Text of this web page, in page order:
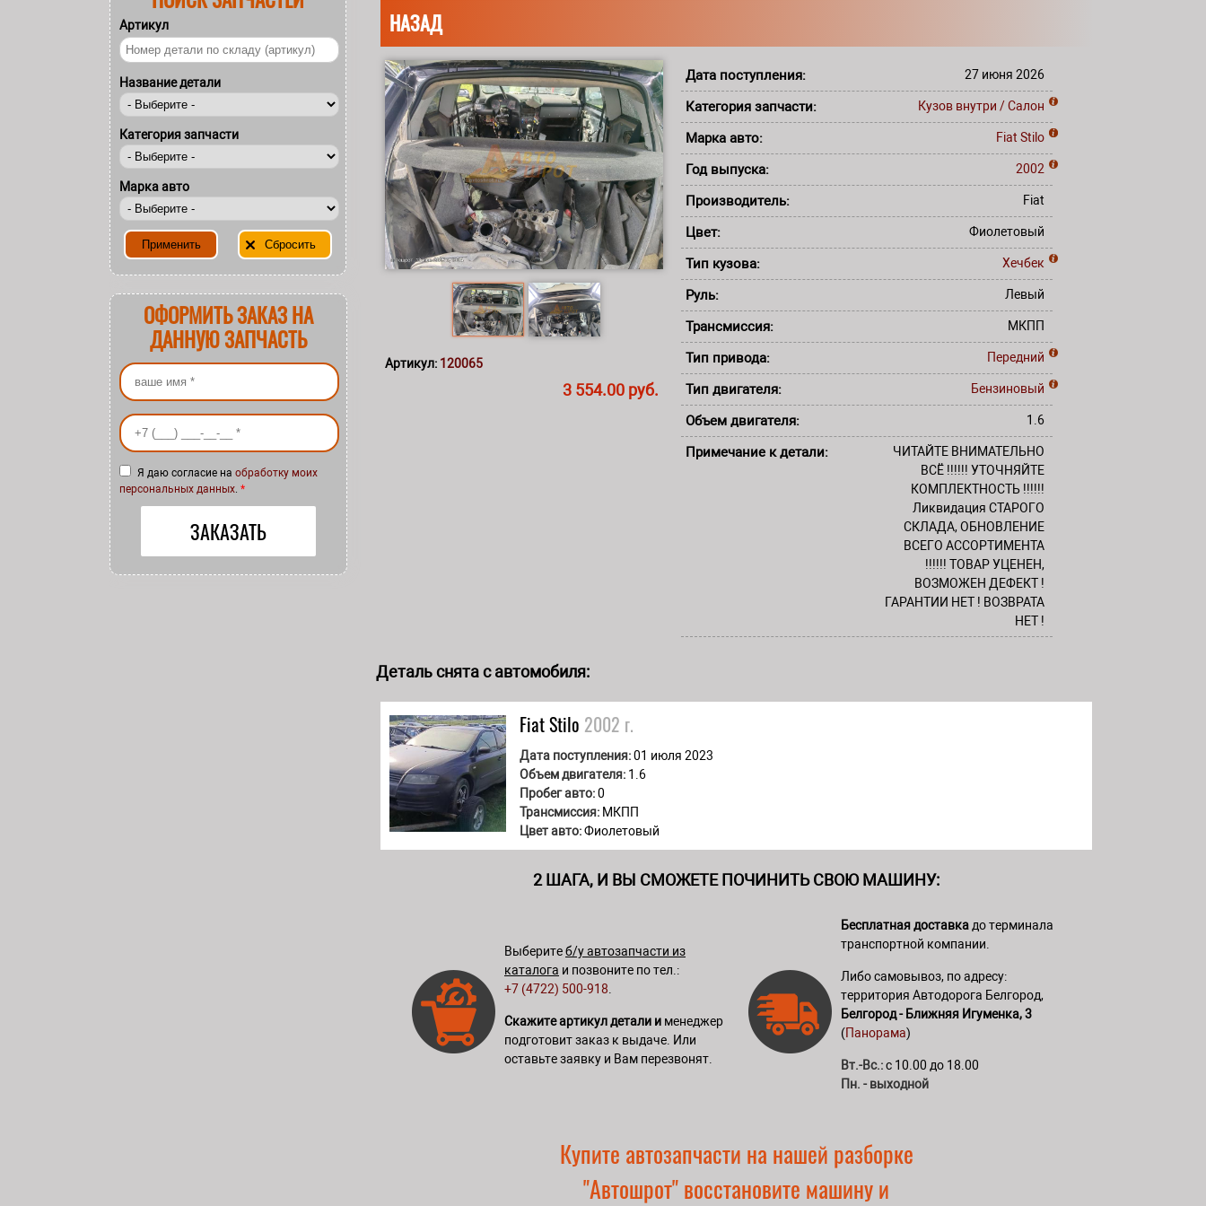
НАЗАД
Артикул: 120065
3 554.00 руб.
Дата поступления: 27 июня 2026
Категория запчасти: Кузов внутри / Салон
Марка авто: Fiat Stilo
Год выпуска: 2002
Производитель: Fiat
Цвет: Фиолетовый
Тип кузова: Хечбек
Руль: Левый
Трансмиссия: МКПП
Тип привода: Передний
Тип двигателя: Бензиновый
Объем двигателя: 1.6
Примечание к детали:
ЧИТАЙТЕ ВНИМАТЕЛЬНО
ВСЁ !!!!!! УТОЧНЯЙТЕ
КОМПЛЕКТНОСТЬ !!!!!!
Ликвидация СТАРОГО
СКЛАДА, ОБНОВЛЕНИЕ
ВСЕГО АССОРТИМЕНТА
!!!!!! ТОВАР УЦЕНЕН,
ВОЗМОЖЕН ДЕФЕКТ !
ГАРАНТИИ НЕТ ! ВОЗВРАТА
НЕТ !
Деталь снята с автомобиля:
FiatStilo 2002 г.
Дата поступления:01 июля 2023
Объем двигателя: 1.6
Пробег авто:0
Трансмиссия: МКПП
Цвет авто:Фиолетовый
2 ШАГА, И ВЫ СМОЖЕТЕ ПОЧИНИТЬ СВОЮ МАШИНУ:
Выберитеб/у автозапчасти из
каталога и позвоните по тел.:
+7 (4722) 500-918
Скажите артикул детали и менеджер
подготовит заказ к выдаче. Или
оставьте заявку и Вам перезвонят.
Бесплатная доставка до терминала
транспортной компании.
Либо самовывоз, по адресу:
территория Автодорога Белгород,
Белгород - Ближняя Игуменка, 3
(Панорама)
Вт.-Вс.:с 10.00 до 18.00
Пн. - выходной
Купите автозапчасти на нашей разборке
"Автошрот" восстановите машину и
Артикул
Название детали
Категория запчасти
Марка авто
ОФОРМИТЬ ЗАКАЗ НА
ДАННУЮ ЗАПЧАСТЬ
Ваше имя
Ваш номер телефона
Я даю согласие на обработку моих
персональных данных. *